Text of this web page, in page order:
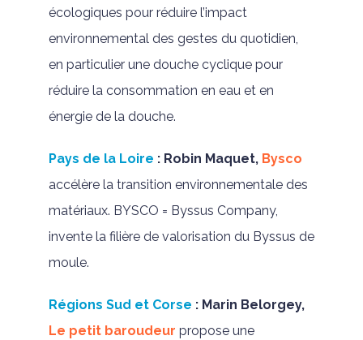
écologiques pour réduire l’impact
environnemental des gestes du quotidien,
en particulier une douche cyclique pour
réduire la consommation en eau et en
énergie de la douche.
Pays de la Loire : Robin Maquet, Bysco
accélère la transition environnementale des
matériaux. BYSCO = Byssus Company,
invente la filière de valorisation du Byssus de
moule.
Régions Sud et Corse : Marin Belorgey,
Le petit baroudeur propose une